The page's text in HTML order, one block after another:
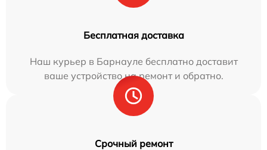
Бесплатная доставка
Наш курьер в Барнауле бесплатно доставит
ваше устройство на ремонт и обратно.
Срочный ремонт